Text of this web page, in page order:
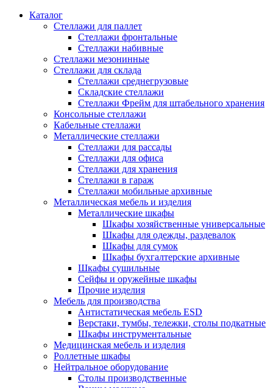
Каталог
Стеллажи для паллет
Стеллажи фронтальные
Стеллажи набивные
Стеллажи мезонинные
Стеллажи для склада
Стеллажи среднегрузовые
Складские стеллажи
Стеллажи Фрейм для штабельного хранения
Консольные стеллажи
Кабельные стеллажи
Металлические стеллажи
Стеллажи для рассады
Стеллажи для офиса
Стеллажи для хранения
Стеллажи в гараж
Стеллажи мобильные архивные
Металлическая мебель и изделия
Металлические шкафы
Шкафы хозяйственные универсальные
Шкафы для одежды, раздевалок
Шкафы для сумок
Шкафы бухгалтерские архивные
Шкафы сушильные
Сейфы и оружейные шкафы
Прочие изделия
Мебель для производства
Антистатическая мебель ESD
Верстаки, тумбы, тележки, столы подкатные
Шкафы инструментальные
Медицинская мебель и изделия
Роллетные шкафы
Нейтральное оборудование
Столы производственные